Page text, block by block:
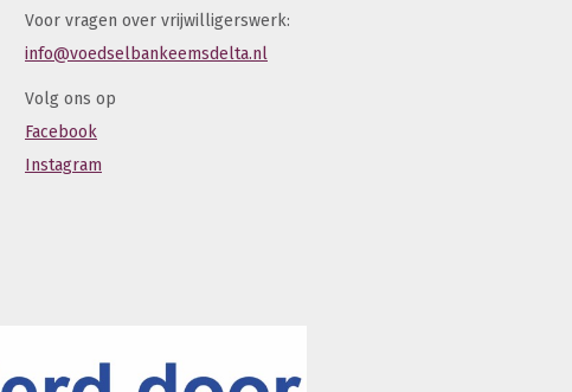
Voor vragen over vrijwilligerswerk:
info@voedselbankeemsdelta.nl
Volg ons op
Facebook
Instagram